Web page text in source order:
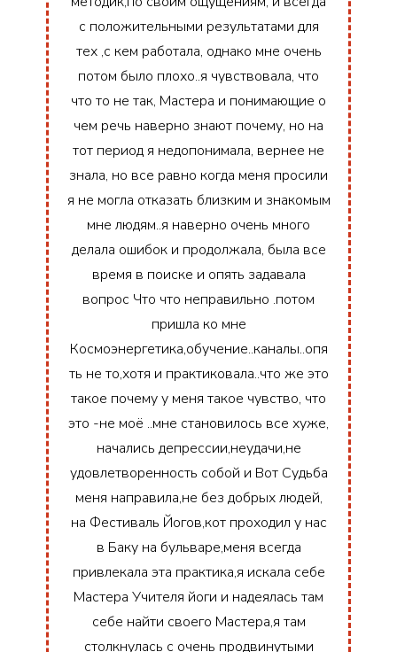
с положительными результатами для
тех ,с кем работала, однако мне очень
потом было плохо..я чувствовала, что
что то не так, Мастера и понимающие о
чем речь наверно знают почему, но на
тот период я недопонимала, вернее не
знала, но все равно когда меня просили
я не могла отказать близким и знакомым
мне людям..я наверно очень много
делала ошибок и продолжала, была все
время в поиске и опять задавала
вопрос Что что неправильно .потом
пришла ко мне
Космоэнергетика,обучение..каналы..опя
ть не то,хотя и практиковала..что же это
такое почему у меня такое чувство, что
это -не моё ..мне становилось все хуже,
начались депрессии,неудачи,не
удовлетворенность собой и Вот Судьба
меня направила,не без добрых людей,
на Фестиваль Йогов,кот проходил у нас
в Баку на бульваре,меня всегда
привлекала эта практика,я искала себе
Мастера Учителя йоги и надеялась там
себе найти своего Мастера,я там
столкнулась с очень продвинутыми